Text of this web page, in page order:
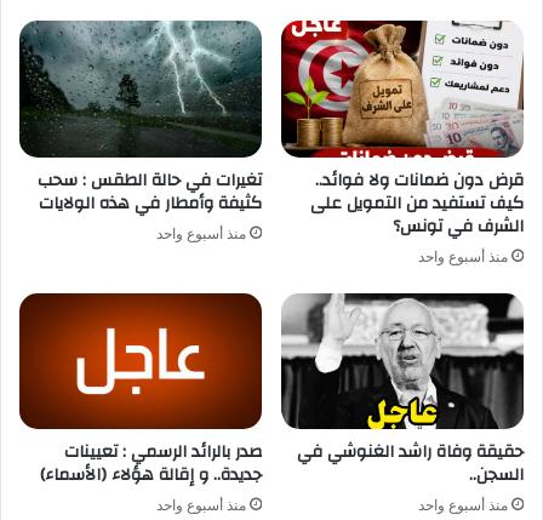
قرض دون ضمانات ولا فوائد..
كيف تستفيد من التمويل على
الشرف في تونس؟
منذ أسبوع واحد
تغيرات في حالة الطقس : سحب
كثيفة وأمطار في هذه الولايات
منذ أسبوع واحد
حقيقة وفاة راشد الغنوشي في
السجن..
منذ أسبوع واحد
صدر بالرائد الرسمي : تعيينات
جديدة.. و إقالة هؤلاء (الأسماء)
منذ أسبوع واحد